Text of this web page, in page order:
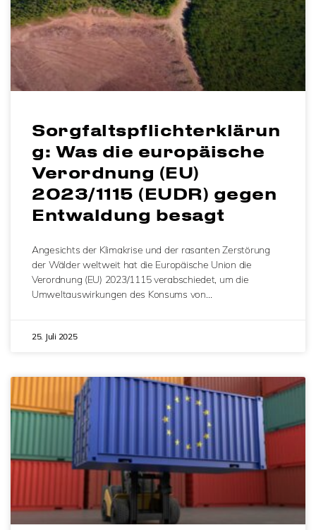
Sorgfaltspflichterklärun
g: Was die europäische
Verordnung (EU)
2023/1115 (EUDR) gegen
Entwaldung besagt
Angesichts der Klimakrise und der rasanten Zerstörung
der Wälder weltweit hat die Europäische Union die
Verordnung (EU) 2023/1115 verabschiedet, um die
Umweltauswirkungen des Konsums von…
25. Juli 2025